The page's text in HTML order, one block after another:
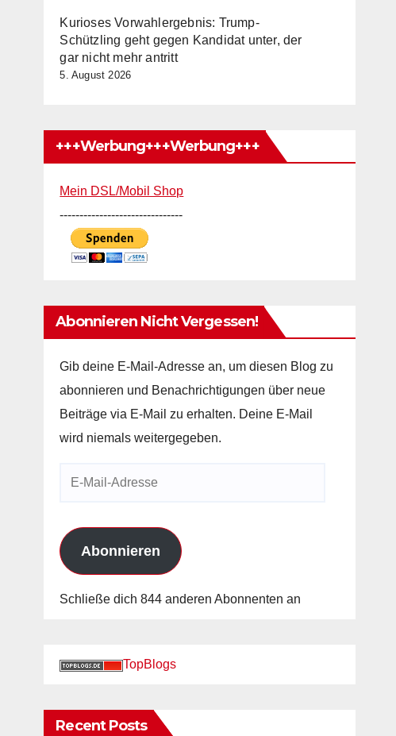
Kurioses Vorwahlergebnis: Trump-
Schützling geht gegen Kandidat unter, der
gar nicht mehr antritt
5. August 2026
+++Werbung+++Werbung+++
Mein DSL/Mobil Shop
-------------------------------
Abonnieren Nicht Vergessen!
Gib deine E-Mail-Adresse an, um diesen Blog zu
abonnieren und Benachrichtigungen über neue
Beiträge via E-Mail zu erhalten. Deine E-Mail
wird niemals weitergegeben.
Abonnieren
Schließe dich 844 anderen Abonnenten an
TopBlogs
Recent Posts